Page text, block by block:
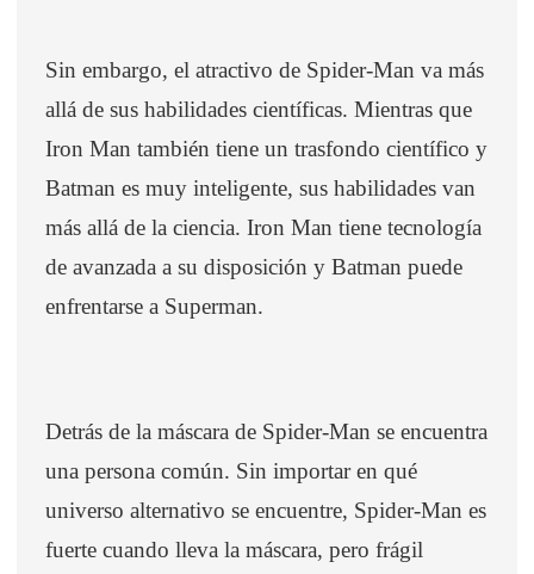
Sin embargo, el atractivo de Spider-Man va más
allá de sus habilidades científicas. Mientras que
Iron Man también tiene un trasfondo científico y
Batman es muy inteligente, sus habilidades van
más allá de la ciencia. Iron Man tiene tecnología
de avanzada a su disposición y Batman puede
enfrentarse a Superman.
Detrás de la máscara de Spider-Man se encuentra
una persona común. Sin importar en qué
universo alternativo se encuentre, Spider-Man es
fuerte cuando lleva la máscara, pero frágil